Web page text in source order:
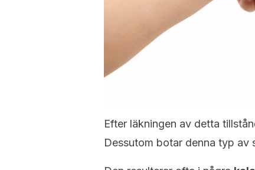
Efter läkningen av detta
Dessutom botar denna typ av